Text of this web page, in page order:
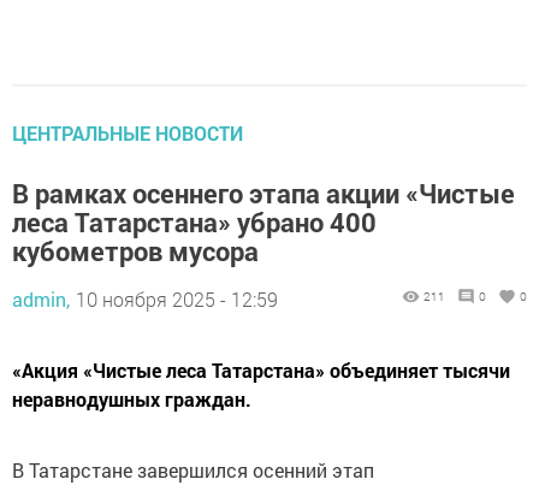
ЦЕНТРАЛЬНЫЕ НОВОСТИ
В рамках осеннего этапа акции «Чистые
леса Татарстана» убрано 400
кубометров мусора
admin, 10 ноября 2025 - 12:59 211 0 0
«Акция «Чистые леса Татарстана» объединяет тысячи
неравнодушных граждан.
В Татарстане завершился осенний этап